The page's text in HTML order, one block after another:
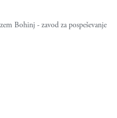
Bohinj - zavod za pospeševanje